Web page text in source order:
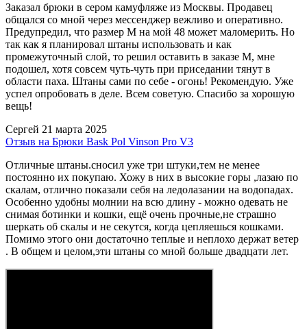
Заказал брюки в сером камуфляже из Москвы. Продавец
общался со мной через мессенджер вежливо и оперативно.
Предупредил, что размер M на мой 48 может маломерить. Но
так как я планировал штаны использовать и как
промежуточный слой, то решил оставить в заказе М, мне
подошел, хотя совсем чуть-чуть при приседании тянут в
области паха. Штаны сами по себе - огонь! Рекомендую. Уже
успел опробовать в деле. Всем советую. Спасибо за хорошую
вещь!
Сергей 21 марта 2025
Отзыв на Брюки Bask Pol Vinson Pro V3
Отличные штаны.сносил уже три штуки,тем не менее
постоянно их покупаю. Хожу в них в высокие горы ,лазаю по
скалам, отлично показали себя на ледолазании на водопадах.
Особенно удобны молнии на всю длину - можно одевать не
снимая ботинки и кошки, ещё очень прочные,не страшно
шеркать об скалы и не секутся, когда цепляешься кошками.
Помимо этого они достаточно теплые и неплохо держат ветер
. В общем и целом,эти штаны со мной больше двадцати лет.